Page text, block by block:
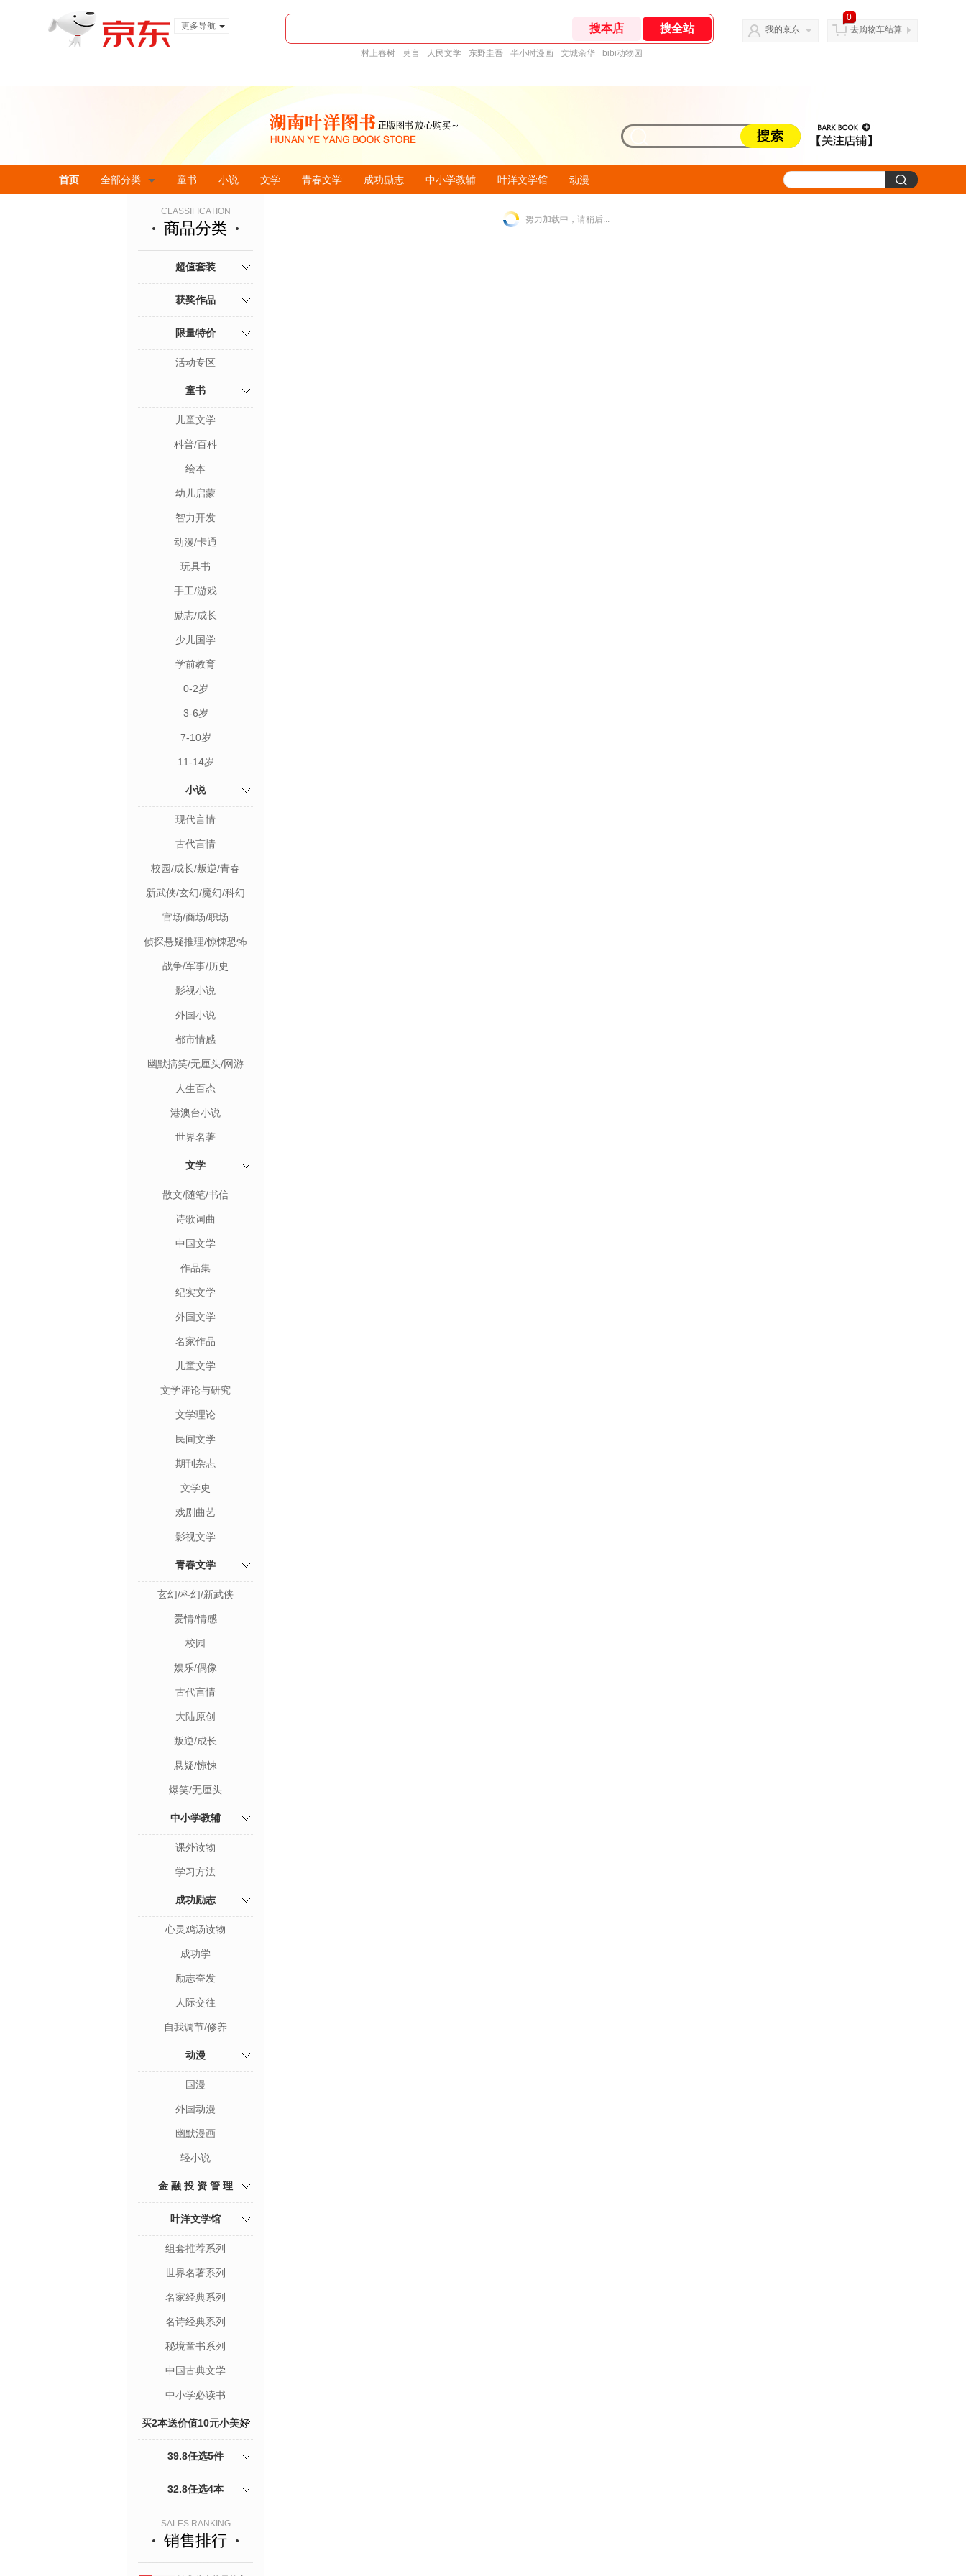
更多导航
村上春树 莫言 人民文学 东野圭吾 半小时漫画 文城余华 bibi动物园
我的京东
0
去购物车结算
首页 全部分类 童书 小说 文学 青春文学 成功励志 中小学教辅 叶洋文学馆 动漫
CLASSIFICATION
商品分类
超值套装
获奖作品
限量特价
活动专区
童书
儿童文学
科普/百科
绘本
幼儿启蒙
智力开发
动漫/卡通
玩具书
手工/游戏
励志/成长
少儿国学
学前教育
0-2岁
3-6岁
7-10岁
11-14岁
小说
现代言情
古代言情
校园/成长/叛逆/青春
新武侠/玄幻/魔幻/科幻
官场/商场/职场
侦探悬疑推理/惊悚恐怖
战争/军事/历史
影视小说
外国小说
都市情感
幽默搞笑/无厘头/网游
人生百态
港澳台小说
世界名著
文学
散文/随笔/书信
诗歌词曲
中国文学
作品集
纪实文学
外国文学
名家作品
儿童文学
文学评论与研究
文学理论
民间文学
期刊杂志
文学史
戏剧曲艺
影视文学
青春文学
玄幻/科幻/新武侠
爱情/情感
校园
娱乐/偶像
古代言情
大陆原创
叛逆/成长
悬疑/惊悚
爆笑/无厘头
中小学教辅
课外读物
学习方法
成功励志
心灵鸡汤读物
成功学
励志奋发
人际交往
自我调节/修养
动漫
国漫
外国动漫
幽默漫画
轻小说
金 融 投 资 管 理
叶洋文学馆
组套推荐系列
世界名著系列
名家经典系列
名诗经典系列
秘境童书系列
中国古典文学
中小学必读书
买2本送价值10元小美好
杂志1本加5折页明信片
39.8任选5件
32.8任选4本
SALES RANKING
销售排行
努力加载中，请稍后...